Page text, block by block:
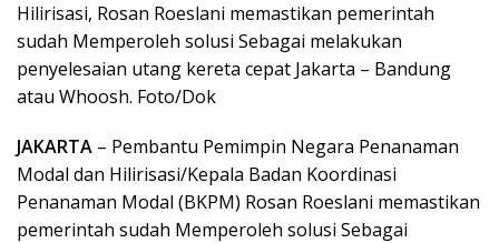
Hilirisasi, Rosan Roeslani memastikan pemerintah
sudah Memperoleh solusi Sebagai melakukan
penyelesaian utang kereta cepat Jakarta – Bandung
atau Whoosh. Foto/Dok
JAKARTA – Pembantu Pemimpin Negara Penanaman
Modal dan Hilirisasi/Kepala Badan Koordinasi
Penanaman Modal (BKPM) Rosan Roeslani memastikan
pemerintah sudah Memperoleh solusi Sebagai